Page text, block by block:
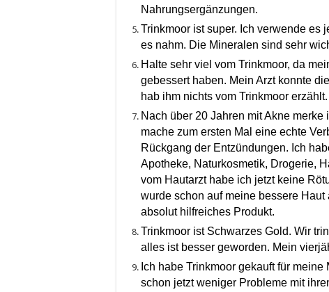
Nahrungsergänzungen.
Trinkmoor ist super. Ich verwende es
es nahm. Die Mineralen sind sehr
Halte sehr viel vom Trinkmoor, da
gebessert haben. Mein Arzt konnte
hab ihm nichts vom Trinkmoor erzählt.
Nach über 20 Jahren mit Akne
mache zum ersten Mal eine echte
Rückgang der Entzündungen. Ich
Apotheke, Naturkosmetik, Drogerie,
vom Hautarzt habe ich jetzt keine
wurde schon auf meine bessere
absolut hilfreiches Produkt.
Trinkmoor ist Schwarzes Gold. Wir
alles ist besser geworden. Mein
Ich habe Trinkmoor gekauft für
schon jetzt weniger Probleme mit